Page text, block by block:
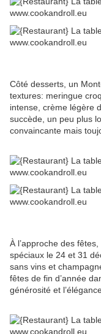
Côté desserts, un
textures: meringue
intense, crème légère
succède, un peu plus
convaincante mais
À l’approche des
spéciaux le 24 et 31
sans vins et
fêtes de fin d’année
générosité et